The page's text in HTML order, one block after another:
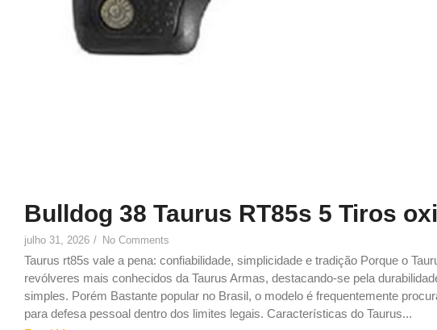
Bulldog 38 Taurus RT85s 5 Tiros
julho 31, 2026 / No Comments
Taurus rt85s vale a pena: confiabilidade, simplicidade e tradição Porque o
revólveres mais conhecidos da Taurus Armas, destacando-se pela
simples. Porém Bastante popular no Brasil, o modelo é frequentemente
para defesa pessoal dentro dos limites legais. Características do Taurus...